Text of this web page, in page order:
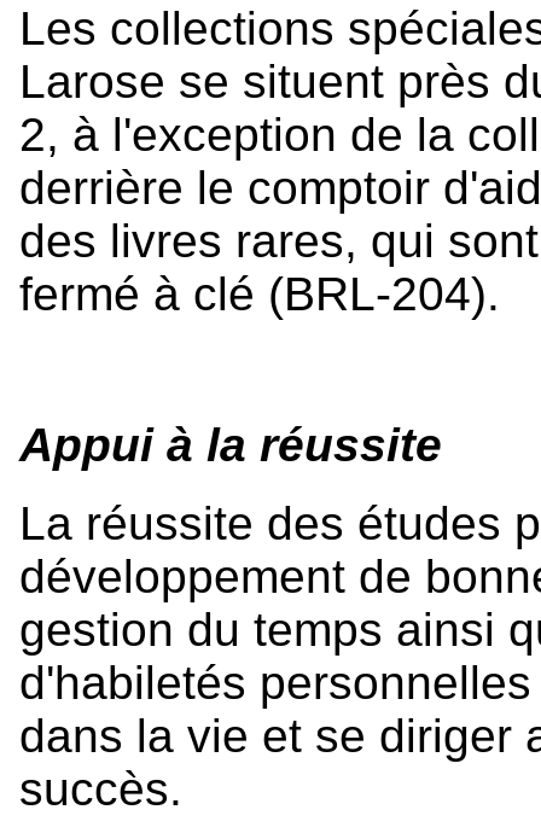
Les collections
Larose se situent près
2, à l'exception de la
derrière le comptoir
des livres rares, qui
fermé à clé (BRL-204).
Appui à la réussite
La réussite des études
développement de
gestion du temps ainsi
d'habiletés
dans la vie et se diriger
succès.